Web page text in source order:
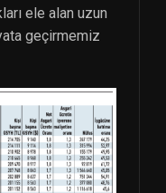
ele alan uzun
geçirmemiz